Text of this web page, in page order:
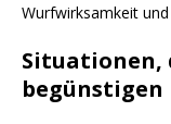
Wurfwirksamkeit
Situationen,
begünstigen